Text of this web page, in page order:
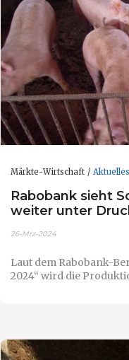
Märkte-Wirtschaft Aktuelles
Rabobank sieht
weiter unter
26-Mrz-2024
Laut dem Rabobank-
2024“ wird die